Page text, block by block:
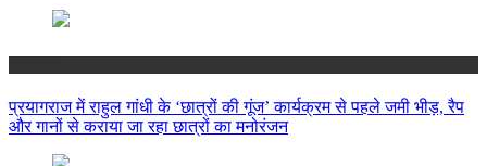
प्रयागराज में राहुल गांधी के ‘छात्रों की गूंज’ कार्यक्रम से पहले जमी भीड़, रैप
और गानों से कराया जा रहा छात्रों का मनोरंजन